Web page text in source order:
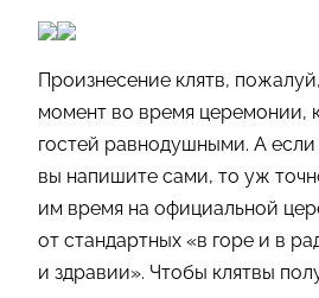
Произнесение клятв,
момент во время церемонии,
гостей равнодушными. А если
вы напишите сами, то уж
им время на официальной
от стандартных «в горе и в
и здравии». Чтобы клятвы